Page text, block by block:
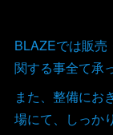
BLAZEでは販売
関する事全て承
また、整備にお
場にて、しっか